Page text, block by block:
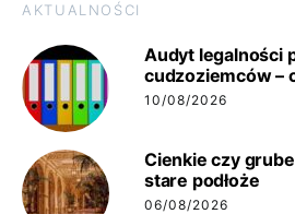
AKTUALNOŚCI
Audyt legalności
cudzoziemców –
10/08/2026
Cienkie czy
stare podłoże
06/08/2026